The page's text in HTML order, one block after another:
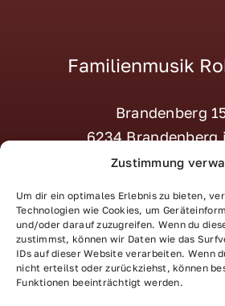
Zustimmung
Um dir ein optimales Erlebnis zu bieten,
Technologien wie Cookies, um
und/oder darauf zuzugreifen. Wenn du
zustimmst, können wir Daten wie das
IDs auf dieser Website verarbeiten. Wenn
nicht erteilst oder zurückziehst, können
Funktionen beeinträchtigt werden.
Familienmusik
Brandenberg
6234 Brandenberg
Social: –>
Impressum|